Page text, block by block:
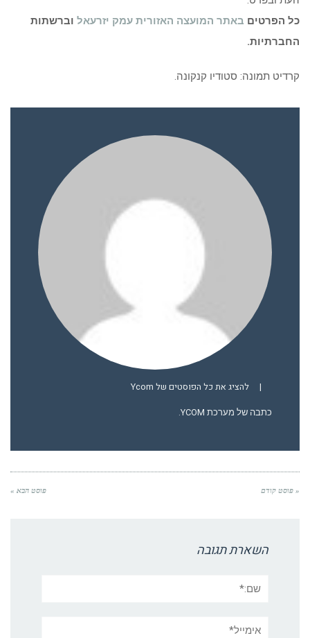
כל הפרטים באתר המועצה האזורית עמק יזרעאל וברשתות
החברתיות.
קרדיט תמונה: סטודיו קנקונה.
| להציג את כל הפוסטים של Ycom
כתבה של מערכת YCOM.
« פוסט קודם פוסט הבא »
השארת תגובה